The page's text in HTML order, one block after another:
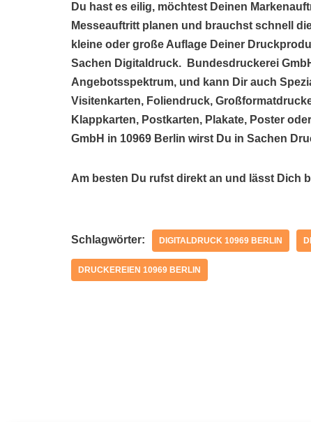
Du hast es eilig, möchtest Deinen
Messeauftritt planen und brauchst schnell
kleine oder große Auflage Deiner
Sachen Digitaldruck. Bundesdruckerei
Angebotsspektrum, und kann Dir auch
Visitenkarten, Foliendruck,
Klappkarten, Postkarten, Plakate, Poster
GmbH in 10969 Berlin wirst Du in Sachen
Am besten Du rufst direkt an und lässt Dich
Schlagwörter: DIGITALDRUCK 10969 BERLIN
DRUCKEREIEN 10969 BERLIN